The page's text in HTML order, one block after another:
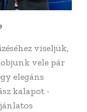
viseljük,
vele pár
elegáns
kalapot -